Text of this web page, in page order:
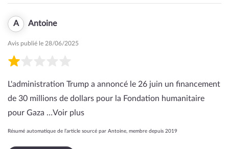
A Antoine
Avis publié le 28/06/2025
L'administration Trump a annoncé le 26 juin un financement
de 30 millions de dollars pour la Fondation humanitaire
pour Gaza …Voir plus
Résumé automatique de l’article sourcé par Antoine, membre depuis 2019